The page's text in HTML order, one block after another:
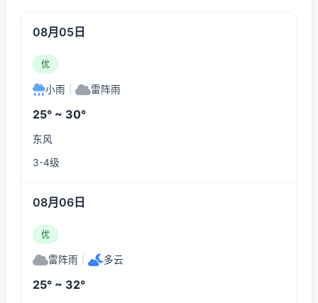
08月05日
优
小雨 雷阵雨
25° ~ 30°
东风
3-4级
08月06日
优
雷阵雨 多云
25° ~ 32°